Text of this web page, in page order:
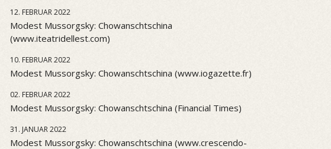
12. FEBRUAR 2022
Modest Mussorgsky: Chowanschtschina
(www.iteatridellest.com)
10. FEBRUAR 2022
Modest Mussorgsky: Chowanschtschina (www.iogazette.fr)
02. FEBRUAR 2022
Modest Mussorgsky: Chowanschtschina (Financial Times)
31. JANUAR 2022
Modest Mussorgsky: Chowanschtschina (www.crescendo-